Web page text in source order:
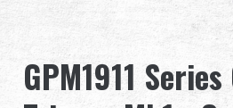
Sobre nosotros
GPM1911 Series